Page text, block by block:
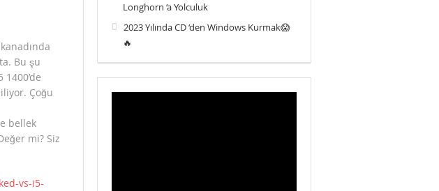
Bu şu
Çoğu
bellek
mi? Siz
vs-i5-
Longhorn ‘a Yolculuk
2023 Yılında CD ‘den Windows Kurmak😱
🔥